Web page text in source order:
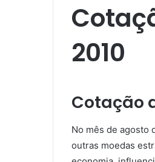
2010​
Cotação
No mês de agosto
outras moedas